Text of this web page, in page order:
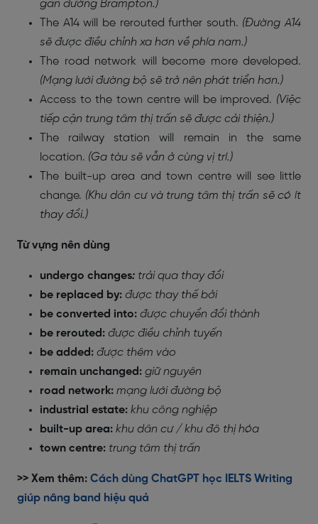
gần đường Brampton.)
The A14 will be rerouted further south. (Đường A14
sẽ được điều chỉnh xa hơn về phía nam.)
The road network will become more developed.
(Mạng lưới đường bộ sẽ trở nên phát triển hơn.)
Access to the town centre will be improved. (Việc
tiếp cận trung tâm thị trấn sẽ được cải thiện.)
The railway station will remain in the same
location. (Ga tàu sẽ vẫn ở cùng vị trí.)
The built-up area and town centre will see little
change. (Khu dân cư và trung tâm thị trấn sẽ có ít
thay đổi.)
Từ vựng nên dùng
undergo changes: trải qua thay đổi
be replaced by: được thay thế bởi
be converted into: được chuyển đổi thành
be rerouted: được điều chỉnh tuyến
be added: được thêm vào
remain unchanged: giữ nguyên
road network: mạng lưới đường bộ
industrial estate: khu công nghiệp
built-up area: khu dân cư / khu đô thị hóa
town centre: trung tâm thị trấn
>> Xem thêm: Cách dùng ChatGPT học IELTS Writing
giúp nâng band hiệu quả